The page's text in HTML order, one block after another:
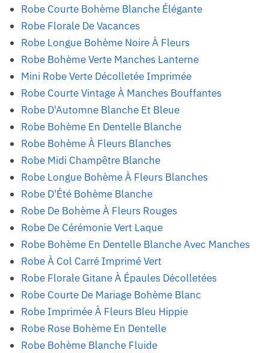
Robe Courte Bohème Blanche Élégante
Robe Florale De Vacances
Robe Longue Bohème Noire À Fleurs
Robe Bohème Verte Manches Lanterne
Mini Robe Verte Décolletée Imprimée
Robe Courte Vintage À Manches Bouffantes
Robe D'Automne Blanche Et Bleue
Robe Bohème En Dentelle Blanche
Robe Bohème À Fleurs Blanches
Robe Midi Champêtre Blanche
Robe Longue Bohème À Fleurs Blanches
Robe D'Été Bohème Blanche
Robe De Bohème À Fleurs Rouges
Robe De Cérémonie Vert Laque
Robe Bohème En Dentelle Blanche Avec Manches
Robe À Col Carré Imprimé Vert
Robe Florale Gitane À Épaules Décolletées
Robe Courte De Mariage Bohème Blanc
Robe Imprimée À Fleurs Bleu Hippie
Robe Rose Bohème En Dentelle
Robe Bohème Blanche Fluide